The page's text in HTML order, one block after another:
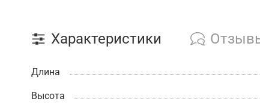
Характеристики
Длина
Высота